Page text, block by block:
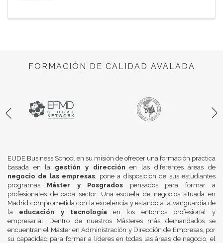
FORMACIÓN DE CALIDAD AVALADA
EUDE Business School en su misión de ofrecer una formación práctica
basada en la gestión y dirección en las diferentes áreas de
negocio de las empresas , pone a disposición de sus estudiantes
programas Máster y Posgrados pensados para formar a
profesionales de cada sector. Una escuela de negocios situada en
Madrid comprometida con la excelencia y estando a la vanguardia de
la educación y tecnologíaen los entornos profesional y
empresarial. Dentro de nuestros Másteres más demandados se
encuentran el Máster en Administración y Dirección de Empresas, por
su capacidad para formar a líderes en todas las áreas de negocio, el